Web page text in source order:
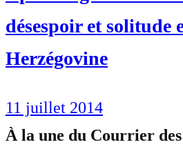
désespoir et solitude
Herzégovine
11 juillet 2014
À la une du Courrier